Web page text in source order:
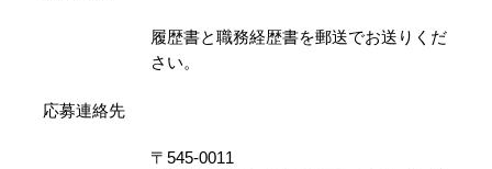
履歴書と職務経歴書を郵送でお送りくだ
さい。
応募連絡先
〒545-0011